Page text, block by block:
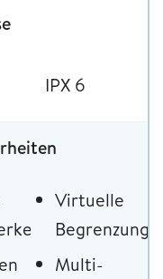
IPX 6
Virtuelle
Begrenzung,
Multi-